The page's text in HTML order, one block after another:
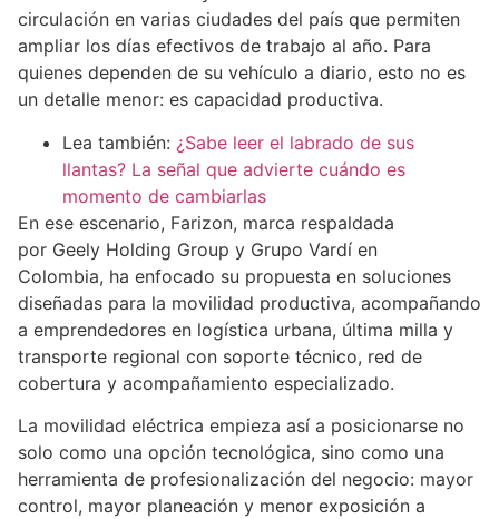
circulación en varias ciudades del país que permiten
ampliar los días efectivos de trabajo al año. Para
quienes dependen de su vehículo a diario, esto no es
un detalle menor: es capacidad productiva.
Lea también: ¿Sabe leer el labrado de sus
llantas? La señal que advierte cuándo es
momento de cambiarlas
En ese escenario, Farizon, marca respaldada
por Geely Holding Group y Grupo Vardí en
Colombia, ha enfocado su propuesta en soluciones
diseñadas para la movilidad productiva, acompañando
a emprendedores en logística urbana, última milla y
transporte regional con soporte técnico, red de
cobertura y acompañamiento especializado.
La movilidad eléctrica empieza así a posicionarse no
solo como una opción tecnológica, sino como una
herramienta de profesionalización del negocio: mayor
control, mayor planeación y menor exposición a